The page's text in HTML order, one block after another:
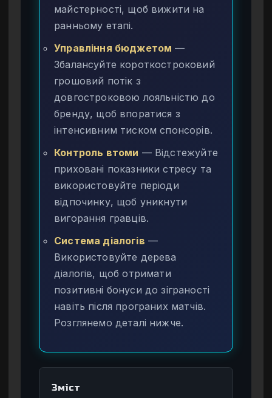
майстерності, щоб вижити на
ранньому етапі.
Управління бюджетом —
Збалансуйте короткостроковий
грошовий потік з
довгостроковою лояльністю до
бренду, щоб впоратися з
інтенсивним тиском спонсорів.
Контроль втоми — Відстежуйте
приховані показники стресу та
використовуйте періоди
відпочинку, щоб уникнути
вигорання гравців.
Система діалогів —
Використовуйте дерева
діалогів, щоб отримати
позитивні бонуси до зіграності
навіть після програних матчів.
Розглянемо деталі нижче.
Зміст